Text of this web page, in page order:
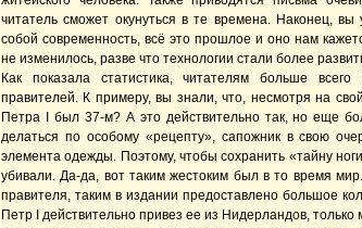
читатель сможет окунуться в те времена. Наконец,
собой современность, всё это прошлое и оно нам
не изменилось, разве что технологии стали более
Как показала статистика, читателям больше
правителей. К примеру, вы знали, что, несмотря на
Петра I был 37-м? А это действительно так, но еще
делаться по особому «рецепту», сапожник в свою
элемента одежды. Поэтому, чтобы сохранить «тайну
убивали. Да-да, вот таким жестоким был в то время
правителя, таким в издании предоставлено большое
Петр I действительно привез ее из Нидерландов, только